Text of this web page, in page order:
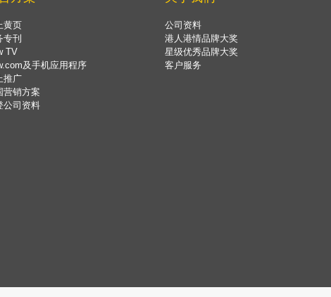
黄页
专刊
TV
及手机应用程序
推广
营销方案
公司资料
公司资料
港人港情品牌大奖
星级优秀品牌大奖
客户服务